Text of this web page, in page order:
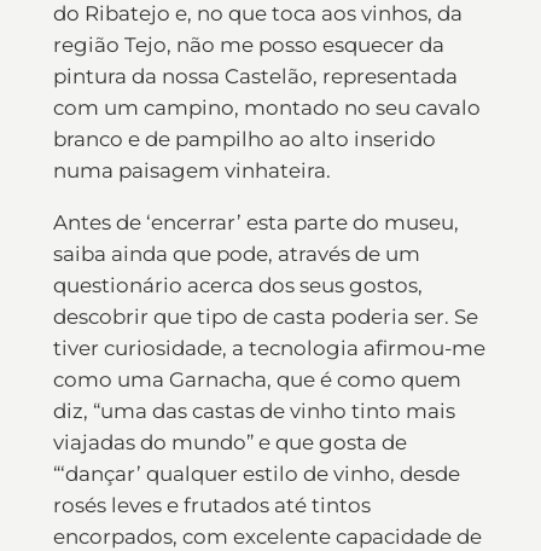
do Ribatejo e, no que toca aos vinhos, da
região Tejo, não me posso esquecer da
pintura da nossa Castelão, representada
com um campino, montado no seu cavalo
branco e de pampilho ao alto inserido
numa paisagem vinhateira.
Antes de ‘encerrar’ esta parte do museu,
saiba ainda que pode, através de um
questionário acerca dos seus gostos,
descobrir que tipo de casta poderia ser. Se
tiver curiosidade, a tecnologia afirmou-me
como uma Garnacha, que é como quem
diz, “uma das castas de vinho tinto mais
viajadas do mundo” e que gosta de
“‘dançar’ qualquer estilo de vinho, desde
rosés leves e frutados até tintos
encorpados, com excelente capacidade de